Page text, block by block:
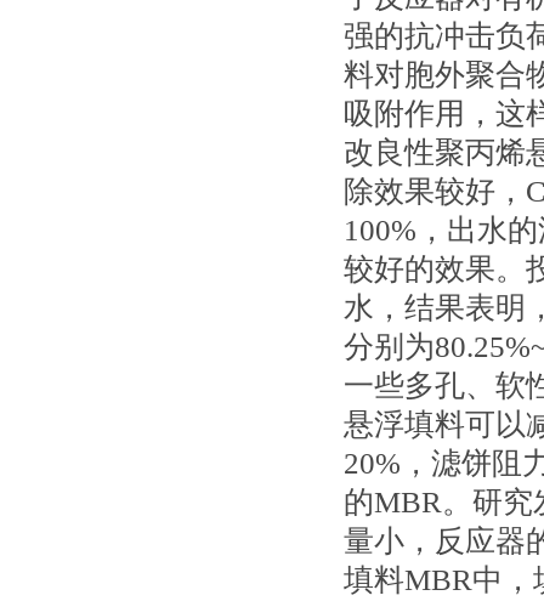
强的抗冲击负
料对胞外聚合
吸附作用，这
改良性聚丙烯
除效果较好，
100%，出水
较好的效果。
水，结果表明
分别为
一些多孔、软
悬浮填料可以
20%，滤饼阻
的MBR。研究
量小，反应器
填料MBR中，